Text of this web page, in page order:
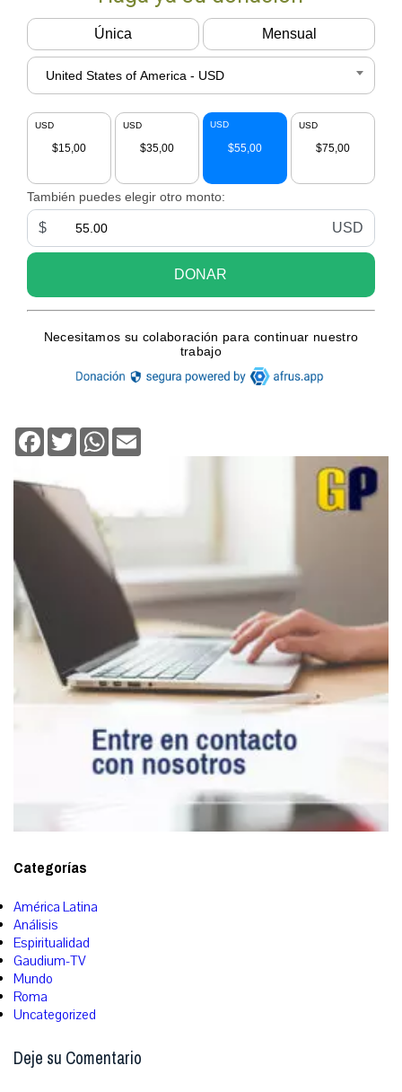
Facebook
TwitterWhatsApp
Categorías
América Latina
Análisis
Espiritualidad
Gaudium-TV
Mundo
Roma
Uncategorized
Deje su Comentario